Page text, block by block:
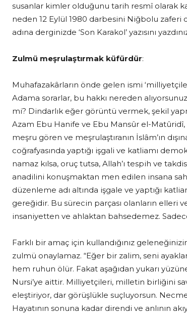
susanlar kimler olduğunu tarih resmî olarak
neden 12 Eylül 1980 darbesini Niğbolu
adına derginizde ‘Son Karakol’ yazısını
Zulmü meşrulaştırmak küfürdür:
Muhafazakârların önde gelen ismi
Adama sorarlar, bu hakkı nereden
mi? Dindarlık eğer görüntü vermek, şekil
Azam Ebu Hanife ve Ebu Mansûr el-
meşru gören ve meşrulaştıranın İslâm’ın
coğrafyasında yaptığı işgali ve katliamı
namaz kılsa, oruç tutsa, Allah’ı tespih ve
anadilini konuşmaktan men edilen insana
düzenleme adı altında işgale ve yaptığı
gereğidir. Bu sürecin parçası olanların elleri
insaniyetten ve ahlaktan bahsedemez.
Farklı bir amaç için kullandığınız
zulmü onaylamaz. “Eğer bir zalim, seni
hem ruhun ölür. Fakat aşağıdan yukarı
Nursi’ye aittir. Milliyetçileri, milletin birliğini
eleştiriyor, dar görüşlükle suçluyorsun.
Hayatının sonuna kadar direndi ve anlının